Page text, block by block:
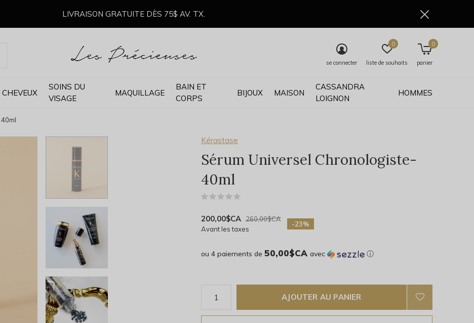
CHEVEUX
SOINS DU
VISAGE
MAQUILLAGE
BAIN ET
CORPS
BIJOUX MAISON
CASSANDRA
LOIGNON
HOMMES
se connecter liste de souhaits
0
panier
0
LIVRAISON GRATUITE DÈS 75$ AV. TX.
Kérastase
Sérum Universel Chronologiste-
40ml
200,00$CA 260,00$CA
Avant les taxes
-23%
ou 4 paiements de 50,00$CA avec ⓘ
AJOUTER AU PANIER